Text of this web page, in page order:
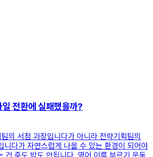
전환에 실패했을까?
의 서점 과장입니다가 아니라 전략기획팀의
니다가 자연스럽게 나올 수 있는 환경이 되어야